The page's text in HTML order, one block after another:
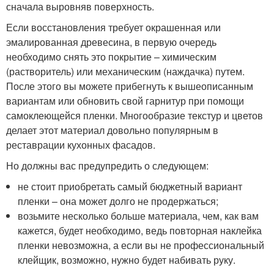
сначала выровняв поверхность.
Если восстановления требует окрашенная или
эмалированная древесина, в первую очередь
необходимо снять это покрытие – химическим
(растворитель) или механическим (наждачка) путем.
После этого вы можете прибегнуть к вышеописанным
вариантам или обновить свой гарнитур при помощи
самоклеющейся пленки. Многообразие текстур и цветов
делает этот материал довольно популярным в
реставрации кухонных фасадов.
Но должны вас предупредить о следующем:
не стоит приобретать самый бюджетный вариант
пленки – она может долго не продержаться;
возьмите несколько больше материала, чем, как вам
кажется, будет необходимо, ведь повторная наклейка
пленки невозможна, а если вы не профессиональный
клейщик, возможно, нужно будет набивать руку.